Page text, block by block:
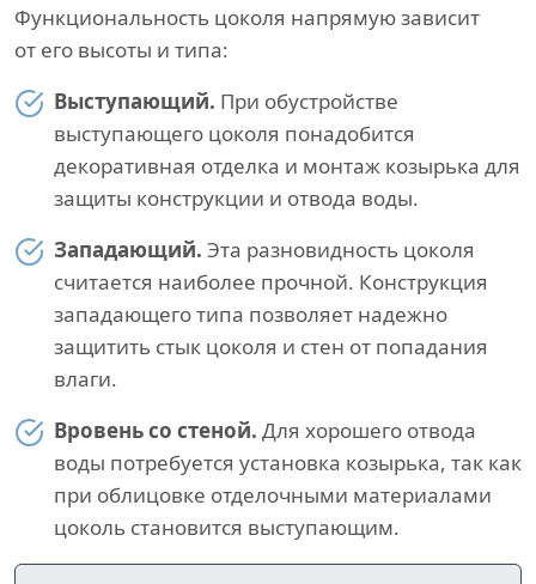
Функциональность цоколя напрямую зависит
от его высоты и типа:
Выступающий. При обустройстве
выступающего цоколя понадобится
декоративная отделка и монтаж козырька для
защиты конструкции и отвода воды.
Западающий. Эта разновидность цоколя
считается наиболее прочной. Конструкция
западающего типа позволяет надежно
защитить стык цоколя и стен от попадания
влаги.
Вровень со стеной. Для хорошего отвода
воды потребуется установка козырька, так как
при облицовке отделочными материалами
цоколь становится выступающим.